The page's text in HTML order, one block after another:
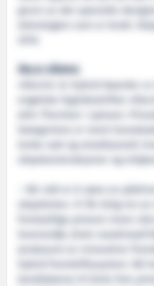
grunn av det spesielle
teknologien som er brukt.
ÅRLIG KÅRING
«Electric & Hybrid Awards»
engelske fagtidsskriftet
John Thornton i spissen.
kategoriene er ment
tenke nytt og utradisjonelt
skipskonstruksjoner og
– Vår mål er å være en
forskjellige prisene innen
leverandør, årets